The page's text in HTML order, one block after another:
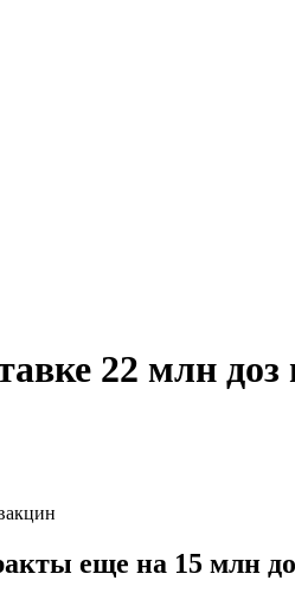
22 млн
еще на 15 млн